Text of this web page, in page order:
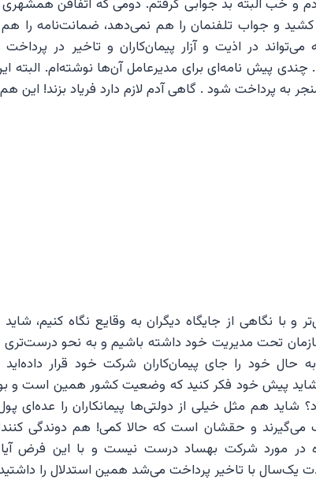
و خب البته بد جوابی گرفتم. دومی که اتفاقن
کشید و جواب تلفنمان را هم نمی‌دهد، ضمانت‌نامه را هم
در اذیت و آزار پیمان‌کاران و تاخیر در
چندی پیش نامه‌ای برای مدیرعامل آن‌ها نوشته‌ام. البته
به پرداخت شود . گاهی آدم لازم دارد فریاد بزند! این هم
و با نگاهی از جایگاه دیگران به وقایع نگاه کنیم، شاید
تحت مدیریت خود داشته باشیم و به نحو درست‌تری
به حال خود را جای پیمان‌کاران شرکت خود قرار داده‌اید
شاید پیش خود فکر کنید که وضعیت کشور همین است و
شاید هم مثل خیلی از دولتی‌ها پیمانکاران را عده‌ای
می‌گیرند و حقشان است که حالا کمی! هم دوندگی
در مورد شرکت بهساد درست نیست و با این فرض
یک‌سال با تاخیر پرداخت می‌شد همین استدلال را